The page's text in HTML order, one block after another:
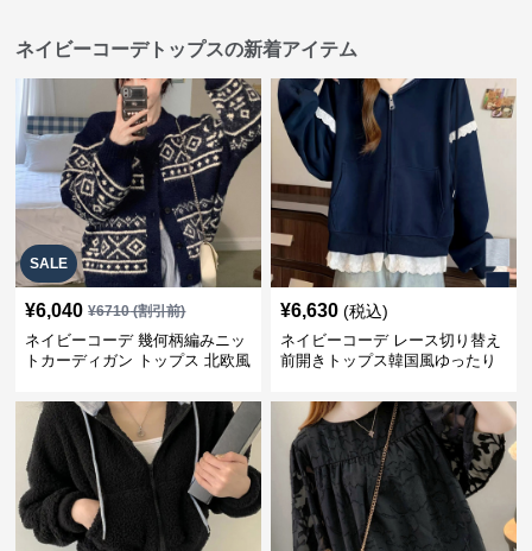
ネイビーコーデトップスの新着アイテム
SALE
¥6,040 ¥6710(割引前)
ネイビーコーデ 幾何柄編みニッ
トカーディガン トップス 北欧風
¥6,630 (税込)
ネイビーコーデ レース切り替え
前開きトップス韓国風ゆったり